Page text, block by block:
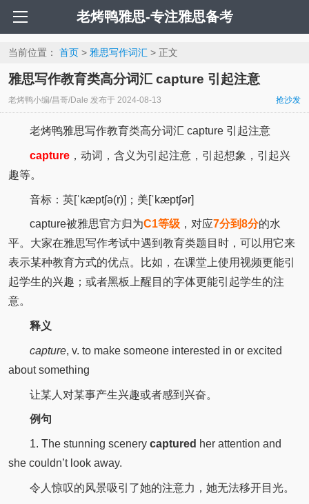
老烤鸭雅思-专注雅思备考
当前位置： 首页> 雅思写作词汇 > 正文
雅思写作教育类高分词汇 capture 引起注意
老烤鸭小编/昌哥/Dale 发布于 2024-08-13 抢沙发
老烤鸭雅思写作教育类高分词汇 capture 引起注意
capture，动词，含义为引起注意，引起想象，引起兴
趣等。
音标：英[ˈkæptʃə(r)]；美[ˈkæptʃər]
capture被雅思官方归为C1等级，对应7分到8分的水
平。大家在雅思写作考试中遇到教育类题目时，可以用它来
表示某种教育方式的优点。比如，在课堂上使用视频更能引
起学生的兴趣；或者黑板上醒目的字体更能引起学生的注
意。
释义
capture, v. to make someone interested in or excited
about something
让某人对某事产生兴趣或者感到兴奋。
例句
1. The stunning scenery captured her attention and
she couldn’t look away.
令人惊叹的风景吸引了她的注意力，她无法移开目光。